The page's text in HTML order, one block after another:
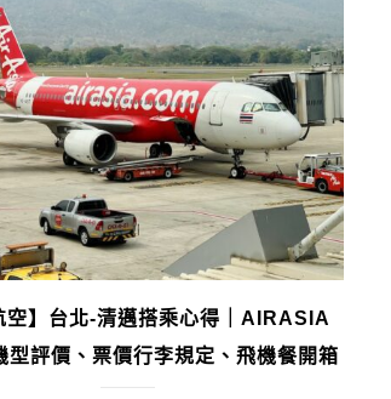
空】台北-清邁搭乘心得｜AIRASIA
型評價、票價行李規定、飛機餐開箱